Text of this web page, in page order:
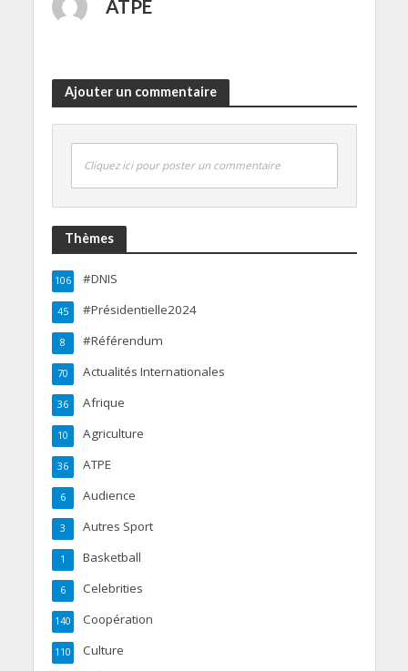
ATPE
Ajouter un commentaire
Cliquez ici pour poster un commentaire
Thèmes
#DNIS
106
#Présidentielle2024
45
#Référendum
8
Actualités Internationales
70
Afrique
36
Agriculture
10
ATPE
36
Audience
6
Autres Sport
3
Basketball
1
Celebrities
6
Coopération
140
Culture
110